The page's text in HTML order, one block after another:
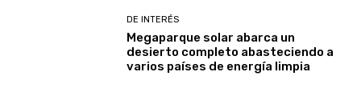
DE INTERÉS
Megaparque solar abarca un
desierto completo abasteciendo a
varios países de energía limpia